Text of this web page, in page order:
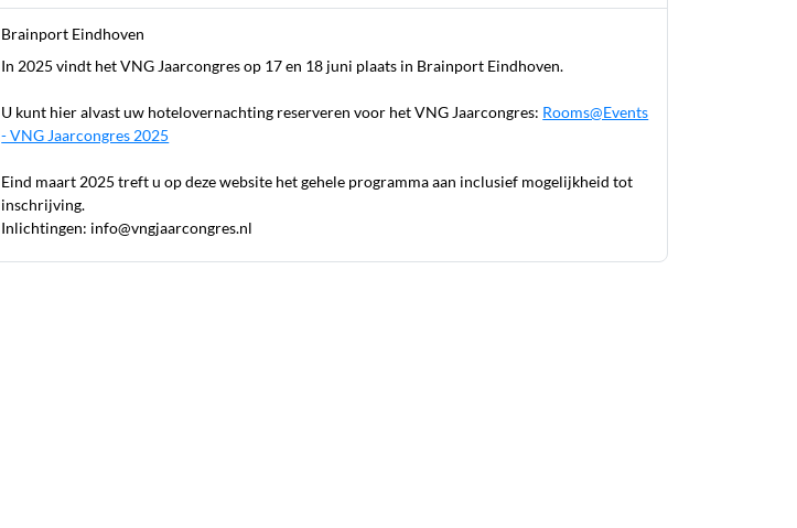
Brainport Eindhoven
In 2025 vindt het VNG Jaarcongres op 17 en 18 juni plaats in Brainport Eindhoven.
U kunt hier alvast uw hotelovernachting reserveren voor het VNG Jaarcongres: Rooms@Events
- VNG Jaarcongres 2025
Eind maart 2025 treft u op deze website het gehele programma aan inclusief mogelijkheid tot
inschrijving.
Inlichtingen: info@vngjaarcongres.nl